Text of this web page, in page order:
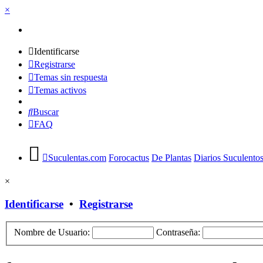
×
Identificarse
Registrarse
Temas sin respuesta
Temas activos
Buscar
FAQ
Suculentas.com Forocactus De Plantas Diarios Suculentos
×
Identificarse • Registrarse
Nombre de Usuario: Contraseña: